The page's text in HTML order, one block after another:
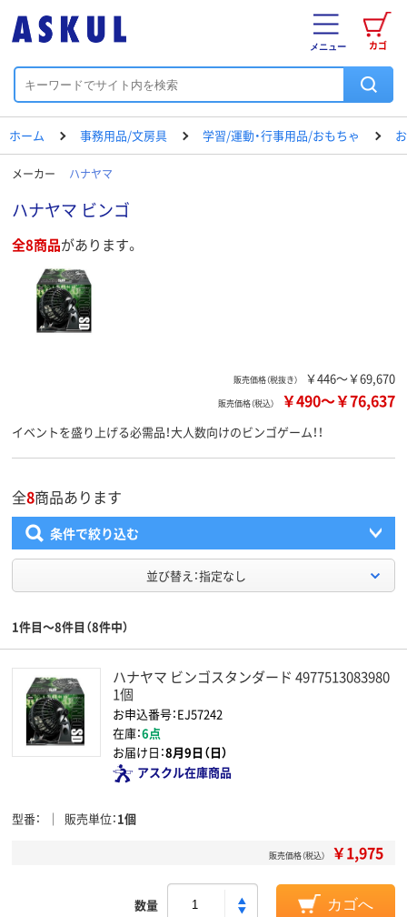
カゴ
メニュー
ホーム 事務用品/文房具 学習/運動・行事用品/おもちゃ
メーカー ハナヤマ
ハナヤマ ビンゴ
全8商品があります。
販売価格（税抜き） ￥446～￥69,670
販売価格（税込） ￥490～￥76,637
イベントを盛り上げる必需品！大人数向けのビンゴゲーム！！
全8商品あります
条件で絞り込む
並び替え：指定なし
1件目～8件目（8件中）
ハナヤマ ビンゴスタンダード 4977513083980
1個
お申込番号：EJ57242
在庫：6点
お届け日：8月9日（日）
アスクル在庫商品
型番 販売単位 1個
販売価格（税込） ￥1,975
数量 カゴへ